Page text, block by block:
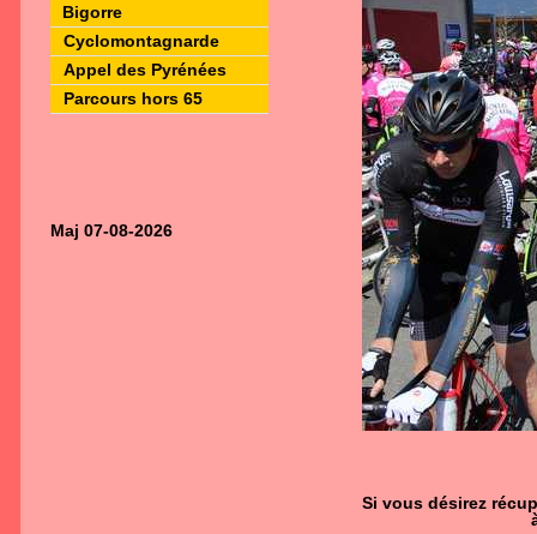
Bigorre
Cyclomontagnarde
Appel des Pyrénées
Parcours hors 65
Maj 07-08-2026
Si vous désirez